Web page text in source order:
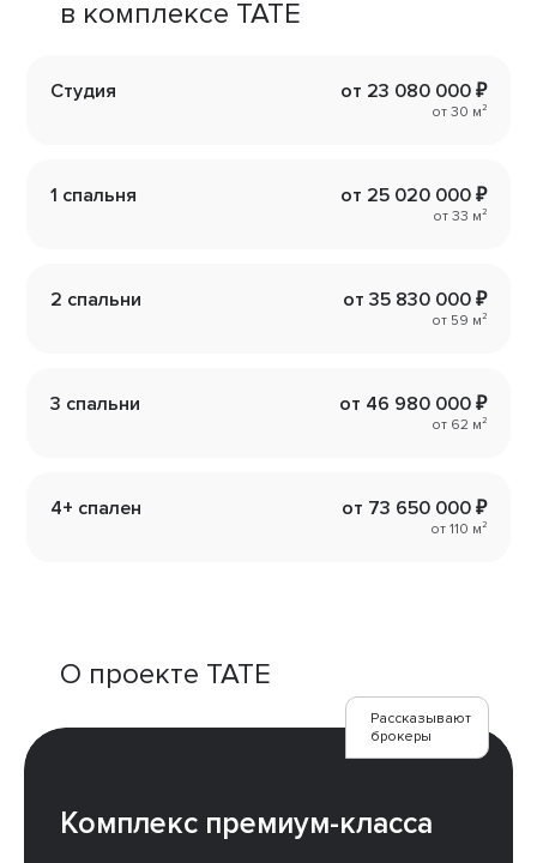
в комплексе TATE
Студия от 23 080 000 ₽
от 30 м²
1 спальня от 25 020 000 ₽
от 33 м²
2 спальни от 35 830 000 ₽
от 59 м²
3 спальни от 46 980 000 ₽
от 62 м²
4+ спален от 73 650 000 ₽
от 110 м²
О проекте TATE
Рассказывают
брокеры
Комплекс премиум-класса